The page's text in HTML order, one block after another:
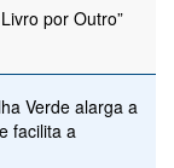
por Outro”
Verde alarga a
facilita a